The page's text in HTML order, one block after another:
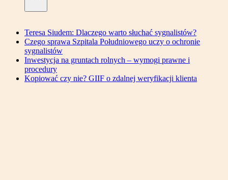
Teresa Siudem: Dlaczego warto słuchać sygnalistów?
Czego sprawa Szpitala Południowego uczy o ochronie
sygnalistów
Inwestycja na gruntach rolnych – wymogi prawne i
procedury
Kopiować czy nie? GIIF o zdalnej weryfikacji klienta